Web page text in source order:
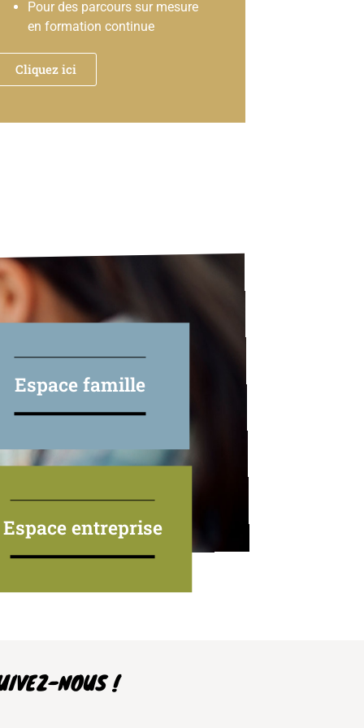
Pour des parcours sur mesure
en formation continue
Cliquez ici
Espace famille
Espace entreprise
NOUS !